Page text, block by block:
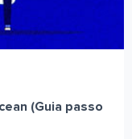
(Guia passo